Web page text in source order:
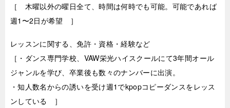
［ 木曜以外の曜日全て、時間は何時でも可能。可能であれば
週1〜2日が希望 ］
レッスンに関する、免許・資格・経験など
［・ダンス専門学校、VAW栄光ハイスクールにて3年間オール
ジャンルを学び、卒業後も数々のナンバーに出演。
・知人数名からの誘いを受け週1でkpopコピーダンスをレッス
ンしている ］